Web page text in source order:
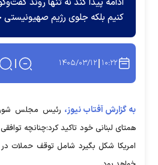
ادامه پیدا کند نه تنها روند
کنیم بلکه جلوی رژیم صهیونیستی
۱۰:۲۲ ۱۴۰۵/۰۳/۱۲
به گزارش آفتاب نیوز، رئیس مجلس
همتای لبنانی خود تاکید کرد:چنانچه
امریکا شکل بگیرد شامل توقف حملات در